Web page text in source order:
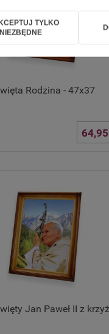
Rodzina - 47x37
64,95
Jan Paweł II z
TYLKO
NIEZBĘDNE